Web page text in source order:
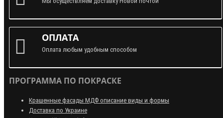
ОПЛАТА
Оплата любым удобным способом
ПРОГРАММА ПО ПОКРАСКЕ
Крашенные фасады МДФ описание виды и формы
Доставка по Украине